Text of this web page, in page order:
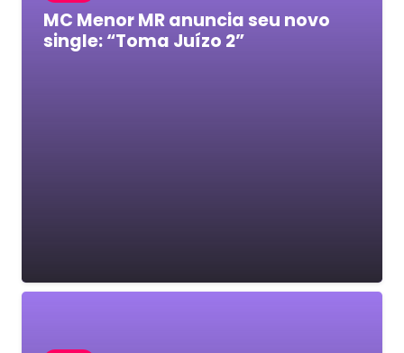
MC Menor MR anuncia seu novo
single: “Toma Juízo 2”